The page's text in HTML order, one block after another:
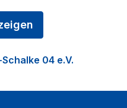
Kerngeschäft der
ergänzt durch die
04 e.V.